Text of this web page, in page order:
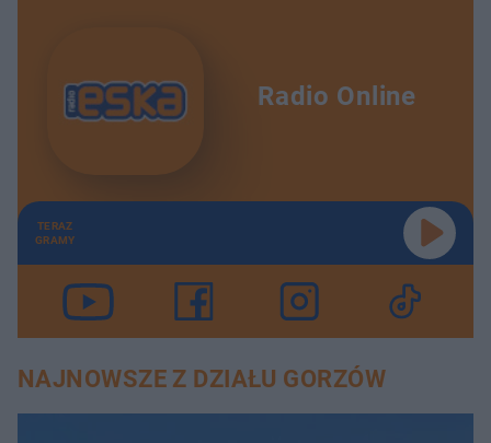
Radio Online
TERAZ
GRAMY
NAJNOWSZE Z DZIAŁU GORZÓW